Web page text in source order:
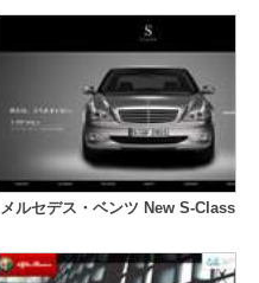
メルセデス・ベンツ New S-Class